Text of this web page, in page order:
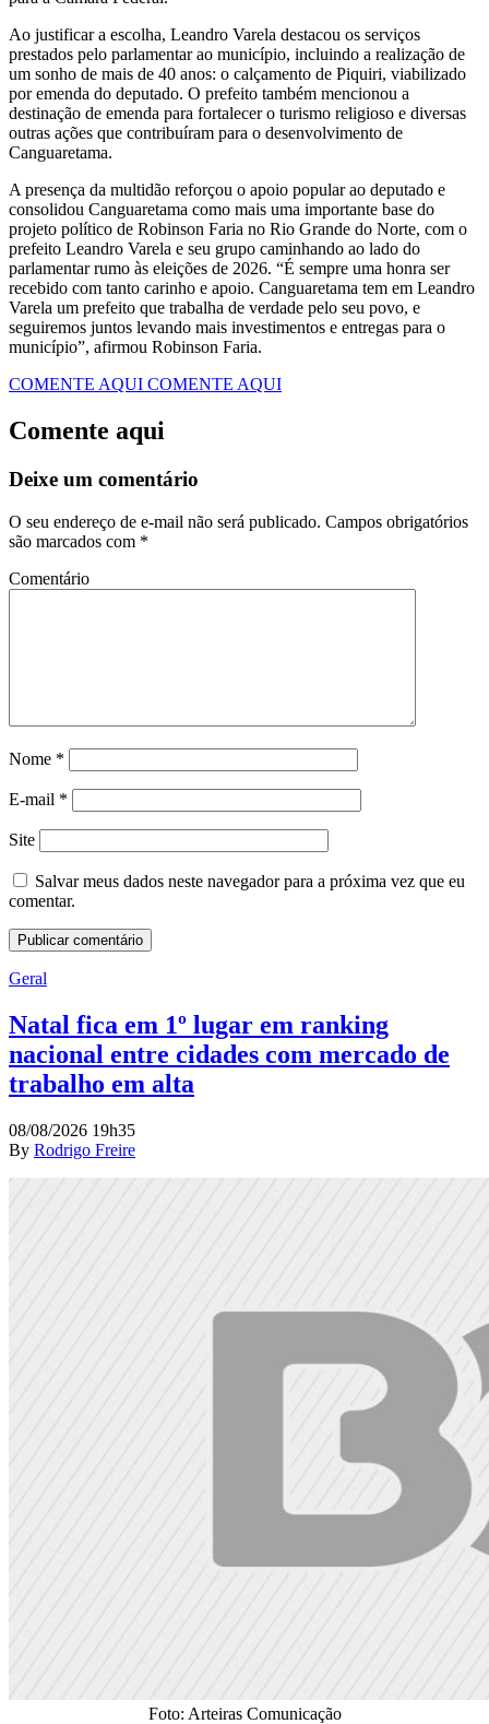
Ao justificar a escolha, Leandro Varela destacou os serviços
prestados pelo parlamentar ao município, incluindo a realização de
um sonho de mais de 40 anos: o calçamento de Piquiri, viabilizado
por emenda do deputado. O prefeito também mencionou a
destinação de emenda para fortalecer o turismo religioso e diversas
outras ações que contribuíram para o desenvolvimento de
Canguaretama.
A presença da multidão reforçou o apoio popular ao deputado e
consolidou Canguaretama como mais uma importante base do
projeto político de Robinson Faria no Rio Grande do Norte, com o
prefeito Leandro Varela e seu grupo caminhando ao lado do
parlamentar rumo às eleições de 2026. “É sempre uma honra ser
recebido com tanto carinho e apoio. Canguaretama tem em Leandro
Varela um prefeito que trabalha de verdade pelo seu povo, e
seguiremos juntos levando mais investimentos e entregas para o
município”, afirmou Robinson Faria.
COMENTE AQUI COMENTE AQUI
Comente aqui
Deixe um comentário
O seu endereço de e-mail não será publicado. Campos obrigatórios
são marcados com *
Comentário
Nome *
E-mail *
Site
Salvar meus dados neste navegador para a próxima vez que eu
comentar.
Geral
Natal fica em 1º lugar em ranking
nacional entre cidades com mercado de
trabalho em alta
08/08/2026 19h35
By Rodrigo Freire
Foto: Arteiras Comunicação